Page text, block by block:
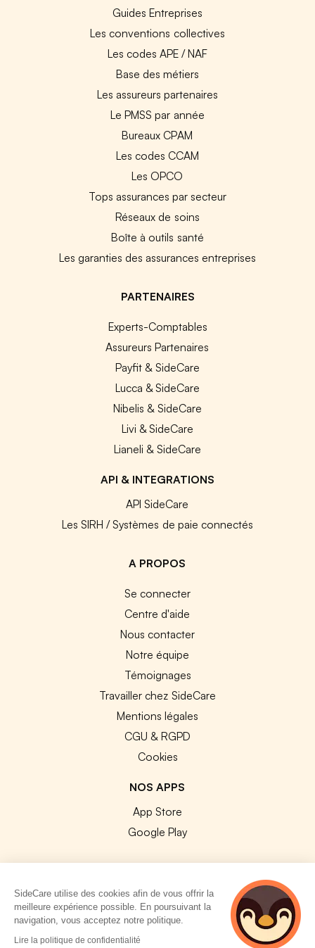
Guides Entreprises
Les conventions collectives
Les codes APE / NAF
Base des métiers
Les assureurs partenaires
Le PMSS par année
Bureaux CPAM
Les codes CCAM
Les OPCO
Tops assurances par secteur
Réseaux de soins
Boîte à outils santé
Les garanties des assurances entreprises
PARTENAIRES
Experts-Comptables
Assureurs Partenaires
Payfit & SideCare
Lucca & SideCare
Nibelis & SideCare
Livi & SideCare
Lianeli & SideCare
API & INTEGRATIONS
API SideCare
Les SIRH / Systèmes de paie connectés
A PROPOS
Se connecter
Centre d'aide
Nous contacter
Notre équipe
Témoignages
Travailler chez SideCare
Mentions légales
CGU & RGPD
Cookies
NOS APPS
App Store
Google Play
© 2026 SideCare. Tous droits réservés.
SideCare utilise des cookies afin de vous offrir la
meilleure expérience possible. En poursuivant la
navigation, vous acceptez notre politique.
Lire la politique de confidentialité
3 personnes